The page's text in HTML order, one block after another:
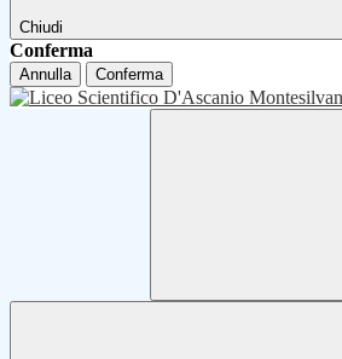
Chiudi
Conferma
Annulla Conferma